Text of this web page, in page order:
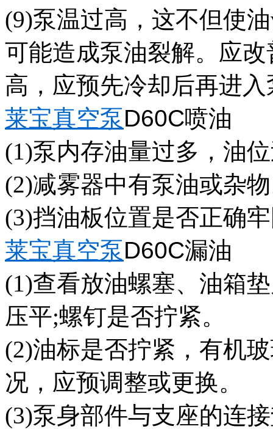
(9)泵温过高，这不但使
可能造成泵油裂解。应
高，应预先冷却后再进入
莱宝真空泵D60C喷油
(1)泵内存油量过多，油
(2)减雾器中有泵油或杂
(3)挡油板位置是否正确
莱宝真空泵D60C漏油
(1)查看放油螺塞、油箱
压平;螺钉是否拧紧。
(2)油标是否拧紧，有机
况，应预调整或更换。
(3)泵身部件与支座的连